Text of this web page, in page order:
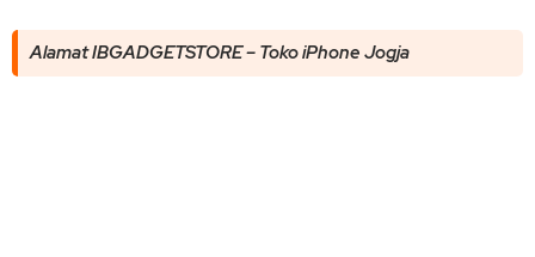
Alamat IBGADGETSTORE – Toko iPhone Jogja